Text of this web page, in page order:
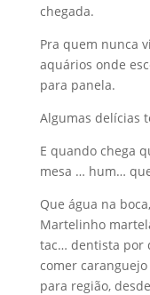
chegada.
Pra quem nunca
aquários onde
para panela.
Algumas delícias
E quando chega
mesa … hum…
Que água na
Martelinho
tac… dentista por
comer
para região,